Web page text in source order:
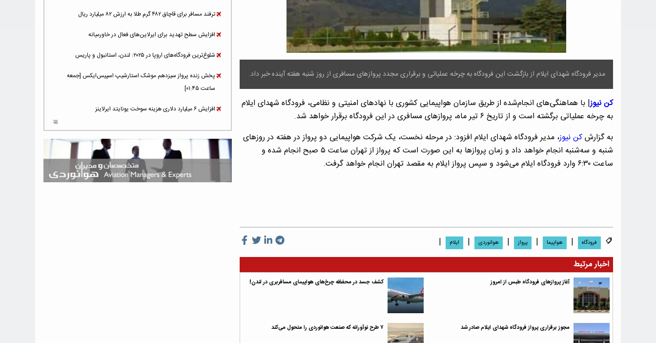
مدیر فرودگاه شهدای ایلام از بازگشت این فرودگاه به چرخه عملیاتی و برقراری مجدد پروازهای مسافری از روز شنبه هفته آینده خبر داد.
کن نیوز| با هماهنگی‌های انجام‌شده از طریق سازمان هواپیمایی کشوری با نهادهای امنیتی و نظامی، فرودگاه شهدای ایلام
به چرخه عملیاتی برگشته است و از تاریخ ۶ تیر ماه، پروازهای مسافری در این فرودگاه برقرار خواهد شد.
به گزارشکن نیوز، مدیر فرودگاه شهدای ایلام افزود: در مرحله نخست، یک شرکت هواپیمایی دو پرواز در هفته در روزهای
شنبه و سه‌شنبه انجام خواهد داد و زمان پروازها به این صورت است که پرواز از تهران ساعت ۵ صبح انجام شده و
ساعت ۶:۳۰ وارد فرودگاه ایلام می‌شود و سپس پرواز ایلام به مقصد تهران انجام خواهد گرفت.
فرودگاه | هواپیما | پرواز | هوانوردى | ایلام
|
اخبار مرتبط
آغاز پروازهای فرودگاه طبس از امروز کشف جسد در محفظه چرخ‌های هواپیمای مسافربری در لندن!
مجوز برقراری پرواز فرودگاه شهدای ایلام صادر شد ۷ طرح نوآورانه که صنعت هوانوردی را متحول می‌کند
ترفند مسافر برای قاچاق ۴۸۲ گرم طلا به ارزش ۸۲ میلیارد ریال
افزایش سطح تهدید برای ایرلاین‌های فعال در خاورمیانه
شلوغ‌ترین فرودگاه‌های اروپا در ۲۰۲۵: لندن، استانبول و پاریس
پخش زنده پرواز سیزدهم موشک استارشیپ اسپیس‌ایکس [جمعه
ساعت ۰۱:۴۵]
افزایش ۶ میلیارد دلاری هزینه‌ سوخت یونایتد ایرلاینز
هوش مصنوعی وارد تعمیر و بازرسی موتورهای هواپیما شد
حمله هوایی به تأسیسات فرودگاه سمنان
استخدام در صنعت هوانوردی کانادا با آموزش رایگان و حقوق ۱۲۷ هزار
دلاری